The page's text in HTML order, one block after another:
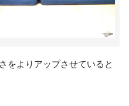
をよりアップさせていると